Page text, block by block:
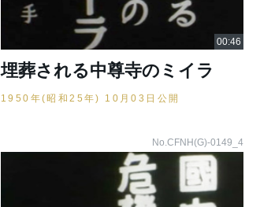
埋葬される中尊寺のミイラ
1950年(昭和25年) 10月03日公開
No.CFNH(G)-0149_4